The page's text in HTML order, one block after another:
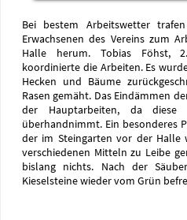
Bei bestem Arbeitswetter
Erwachsenen des Vereins zum
Halle herum. Tobias Föhst,
koordinierte die Arbeiten. Es
Hecken und Bäume
Rasen gemäht. Das Eindämmen
der Hauptarbeiten, da diese
überhandnimmt. Ein besonderes
der im Steingarten vor der
verschiedenen Mitteln zu Leibe
bislang nichts. Nach der
Kieselsteine wieder vom Grün